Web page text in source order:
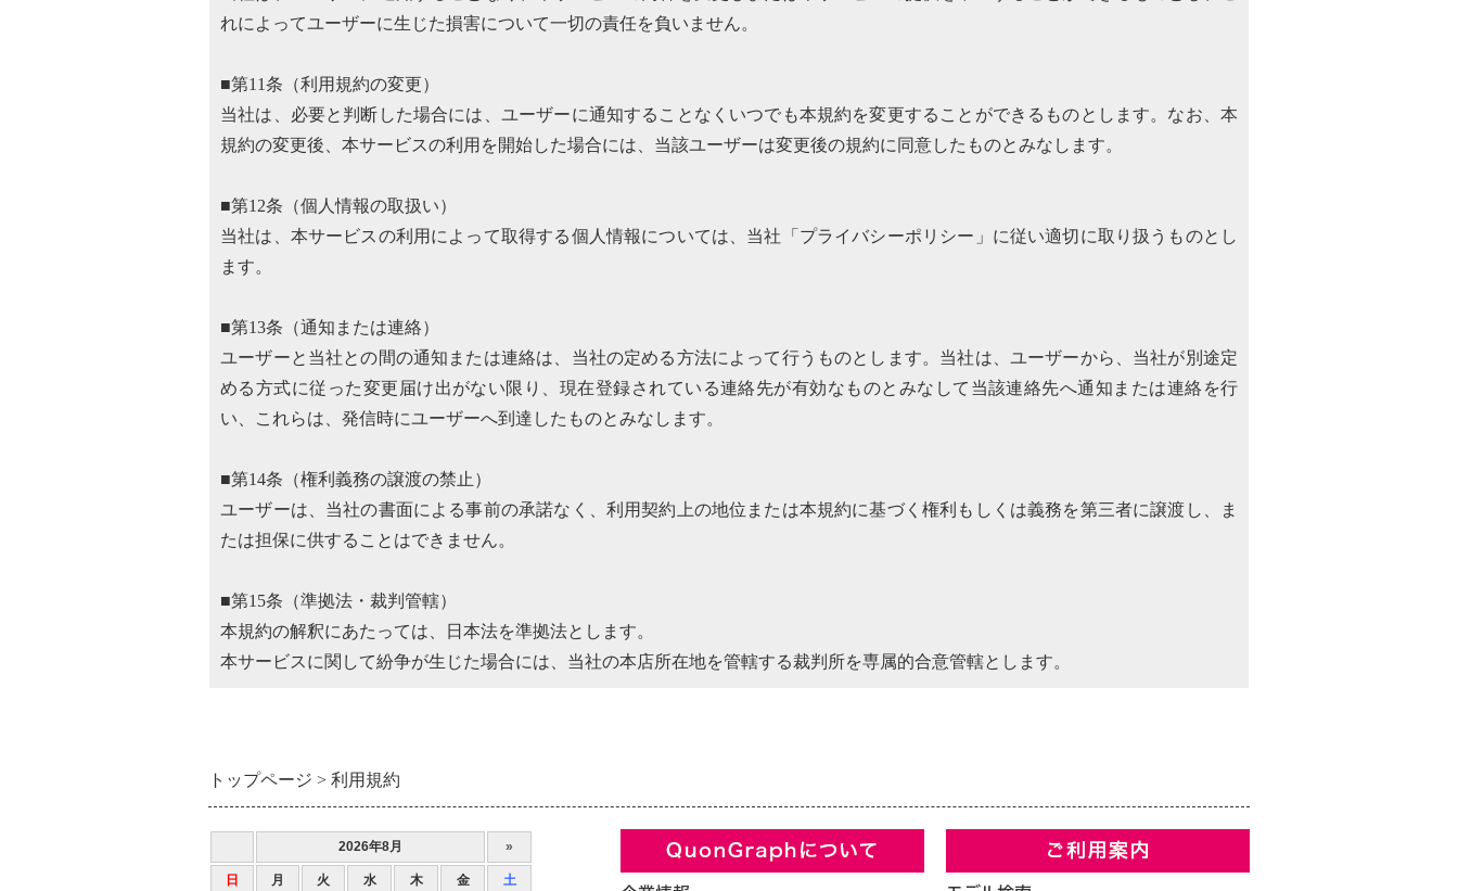
れによってユーザーに生じた損害について一切の責任を負いません。
■第11条（利用規約の変更）
当社は、必要と判断した場合には、ユーザーに通知することなくいつでも本規約を変更することができるものとします。なお、本
規約の変更後、本サービスの利用を開始した場合には、当該ユーザーは変更後の規約に同意したものとみなします。
■第12条（個人情報の取扱い）
当社は、本サービスの利用によって取得する個人情報については、当社「プライバシーポリシー」に従い適切に取り扱うものとし
ます。
■第13条（通知または連絡）
ユーザーと当社との間の通知または連絡は、当社の定める方法によって行うものとします。当社は、ユーザーから、当社が別途定
める方式に従った変更届け出がない限り、現在登録されている連絡先が有効なものとみなして当該連絡先へ通知または連絡を行
い、これらは、発信時にユーザーへ到達したものとみなします。
■第14条（権利義務の譲渡の禁止）
ユーザーは、当社の書面による事前の承諾なく、利用契約上の地位または本規約に基づく権利もしくは義務を第三者に譲渡し、ま
たは担保に供することはできません。
■第15条（準拠法・裁判管轄）
本規約の解釈にあたっては、日本法を準拠法とします。
本サービスに関して紛争が生じた場合には、当社の本店所在地を管轄する裁判所を専属的合意管轄とします。
トップページ 利用規約